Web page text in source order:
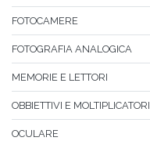
FOTOCAMERE
FOTOGRAFIA ANALOGICA
MEMORIE E LETTORI
OBBIETTIVI E MOLTIPLICATORI
OCULARE